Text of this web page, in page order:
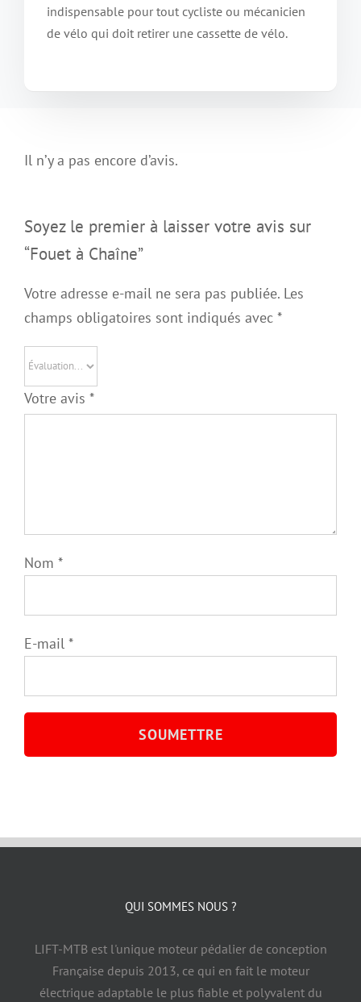
indispensable pour tout cycliste ou mécanicien
de vélo qui doit retirer une cassette de vélo.
Il n’y a pas encore d’avis.
Soyez le premier à laisser votre avis sur
“Fouet à Chaîne”
Votre adresse e-mail ne sera pas publiée. Les
champs obligatoires sont indiqués avec *
Votre avis *
Nom *
E-mail *
QUI SOMMES NOUS ?
LIFT-MTB est l'unique moteur pédalier de conception
Française depuis 2013, ce qui en fait le moteur
électrique adaptable le plus fiable et polyvalent du